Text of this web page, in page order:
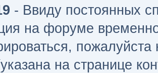
- Ввиду постоянных
на форуме
на странице